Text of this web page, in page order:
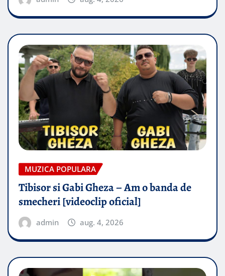
MUZICA POPULARA
Tibisor si Gabi Gheza – Am o banda de
smecheri [videoclip oficial]
admin aug. 4, 2026